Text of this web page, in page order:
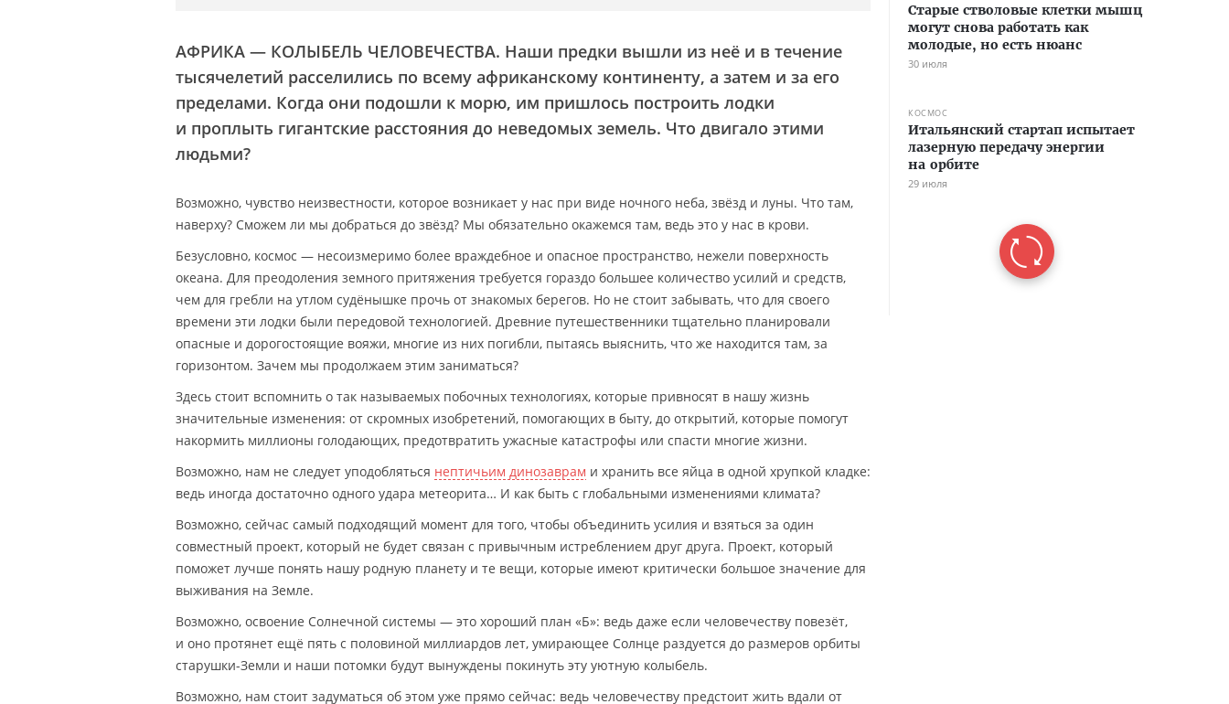
АФРИКА — КОЛЫБЕЛЬ ЧЕЛОВЕЧЕСТВА. Наши предки вышли из неё и в течение
тысячелетий расселились по всему африканскому континенту, а затем и за его
пределами. Когда они подошли к морю, им пришлось построить лодки
и проплыть гигантские расстояния до неведомых земель. Что двигало этими
людьми?
Возможно, чувство неизвестности, которое возникает у нас при виде ночного неба, звёзд и луны. Что там,
наверху? Сможем ли мы добраться до звёзд? Мы обязательно окажемся там, ведь это у нас в крови.
Безусловно, космос — несоизмеримо более враждебное и опасное пространство, нежели поверхность
океана. Для преодоления земного притяжения требуется гораздо большее количество усилий и средств,
чем для гребли на утлом судёнышке прочь от знакомых берегов. Но не стоит забывать, что для своего
времени эти лодки были передовой технологией. Древние путешественники тщательно планировали
опасные и дорогостоящие вояжи, многие из них погибли, пытаясь выяснить, что же находится там, за
горизонтом. Зачем мы продолжаем этим заниматься?
Здесь стоит вспомнить о так называемых побочных технологиях, которые привносят в нашу жизнь
значительные изменения: от скромных изобретений, помогающих в быту, до открытий, которые помогут
накормить миллионы голодающих, предотвратить ужасные катастрофы или спасти многие жизни.
Возможно, нам не следует уподобляться нептичьим динозаврам и хранить все яйца в одной хрупкой кладке:
ведь иногда достаточно одного удара метеорита… И как быть с глобальными изменениями климата?
Возможно, сейчас самый подходящий момент для того, чтобы объединить усилия и взяться за один
совместный проект, который не будет связан с привычным истреблением друг друга. Проект, который
поможет лучше понять нашу родную планету и те вещи, которые имеют критически большое значение для
выживания на Земле.
Возможно, освоение Солнечной системы — это хороший план «Б»: ведь даже если человечеству повезёт,
и оно протянет ещё пять с половиной миллиардов лет, умирающее Солнце раздуется до размеров орбиты
старушки-Земли и наши потомки будут вынуждены покинуть эту уютную колыбель.
Возможно, нам стоит задуматься об этом уже прямо сейчас: ведь человечеству предстоит жить вдали от
Старые стволовые клетки мышц
могут снова работать как
молодые, но есть нюанс
30 июля
КОСМОС
Итальянский стартап испытает
лазерную передачу энергии
на орбите
29 июля